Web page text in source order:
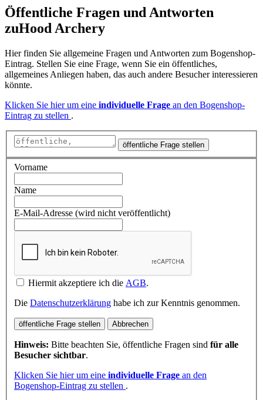
Öffentliche Fragen und Antworten
zuHood Archery
Hier finden Sie allgemeine Fragen und Antworten zum Bogenshop-
Eintrag. Stellen Sie eine Frage, wenn Sie ein öffentliches,
allgemeines Anliegen haben, das auch andere Besucher interessieren
könnte.
Klicken Sie hier um eine individuelle Frage an den Bogenshop-
Eintrag zu stellen .
öffentliche Frage stellen
Vorname
Name
E-Mail-Adresse (wird nicht veröffentlicht)
Hiermit akzeptiere ich die AGB.
Die Datenschutzerklärung habe ich zur Kenntnis genommen.
öffentliche Frage stellen Abbrechen
Hinweis: Bitte beachten Sie, öffentliche Fragen sind für alle
Besucher sichtbar.
Klicken Sie hier um eine individuelle Frage an den
Bogenshop-Eintrag zu stellen .